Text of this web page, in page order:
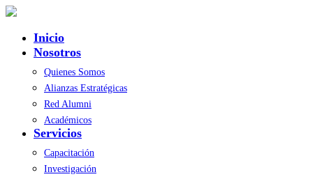
Inicio
Nosotros
Quienes Somos
Alianzas Estratégicas
Red Alumni
Académicos
Servicios
Capacitación
Investigación